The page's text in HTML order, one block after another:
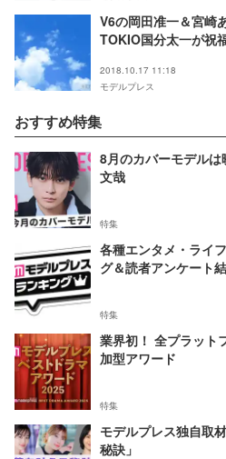
V6の岡田准一＆宮崎
TOKIO国分太一が祝
2018.10.17 11:18
モデルプレス
おすすめ特集
8月のカバーモデル
文哉
特集
各種エンタメ・ライ
グ＆読者アンケート
特集
業界初！ 全プラット
加型アワード
特集
モデルプレス独自取
秘訣」